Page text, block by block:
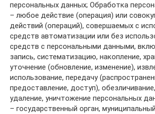
персональных данных; Обработка
– любое действие (операция) или
действий (операций), совершаемых с
средств автоматизации или без
средств с персональными данными,
запись, систематизацию, накопление,
уточнение (обновление, изменение),
использование, передачу
предоставление, доступ),
удаление, уничтожение персональных
– государственный орган,